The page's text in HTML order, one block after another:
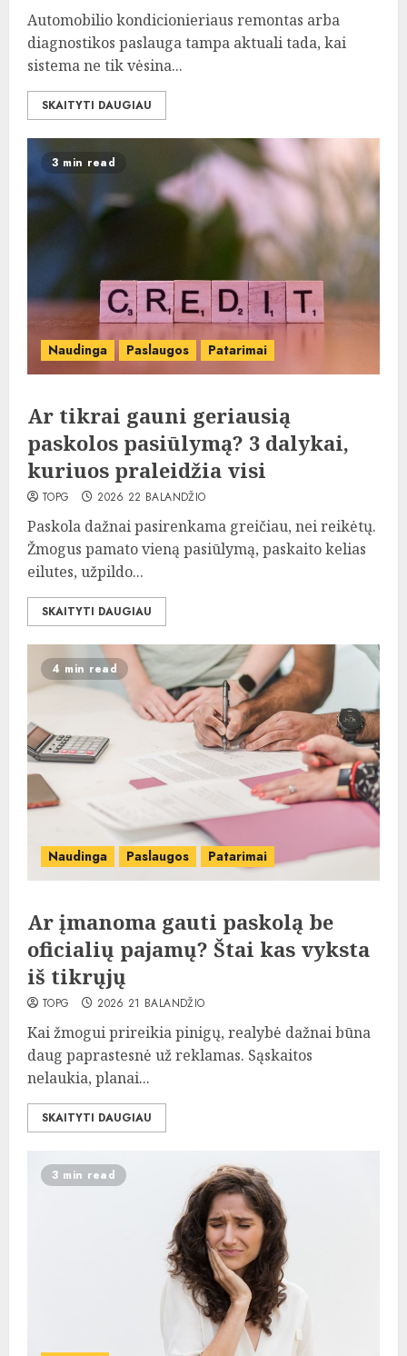
Automobilio kondicionieriaus remontas arba
diagnostikos paslauga tampa aktuali tada, kai
sistema ne tik vėsina...
SKAITYTI DAUGIAU
3 min read
Naudinga Paslaugos Patarimai
Ar tikrai gauni geriausią
paskolos pasiūlymą? 3 dalykai,
kuriuos praleidžia visi
TOPG 2026 22 BALANDŽIO
Paskola dažnai pasirenkama greičiau, nei reikėtų.
Žmogus pamato vieną pasiūlymą, paskaito kelias
eilutes, užpildo...
SKAITYTI DAUGIAU
4 min read
Naudinga Paslaugos Patarimai
Ar įmanoma gauti paskolą be
oficialių pajamų? Štai kas vyksta
iš tikrųjų
TOPG 2026 21 BALANDŽIO
Kai žmogui prireikia pinigų, realybė dažnai būna
daug paprastesnė už reklamas. Sąskaitos
nelaukia, planai...
SKAITYTI DAUGIAU
3 min read